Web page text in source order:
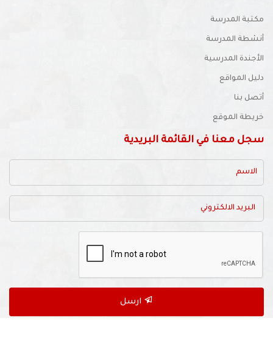
مكتبة المدرسة
أنشطة المدرسة
الأجندة المدرسية
دليل المواقع
أتصل بنا
خريطة الموقع
سجل معنا في القائمة البريدية